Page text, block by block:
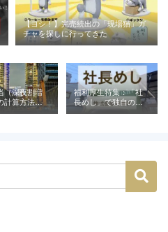
【ヨシ！】完売続出の「現場猫」ガ
チャを探しに行ってきた
（深夜割増
計算方法と
福利厚生特集：「社
長めし」で独自の魅
力を発信（株式会社